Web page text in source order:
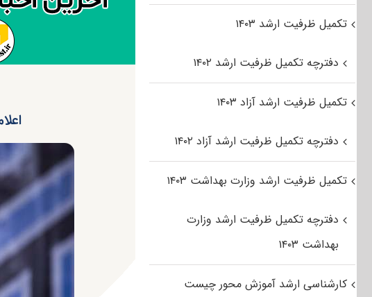
اعلام
تکمیل ظرفیت ارشد ۱۴۰۳
دفترچه تکمیل ظرفیت ارشد ۱۴۰۲
تکمیل ظرفیت ارشد آزاد ۱۴۰۳
دفترچه تکمیل ظرفیت ارشد آزاد ۱۴۰۲
تکمیل ظرفیت ارشد وزارت بهداشت ۱۴۰۳
دفترچه تکمیل ظرفیت ارشد وزارت
بهداشت ۱۴۰۳
کارشناسی ارشد آموزش محور چیست